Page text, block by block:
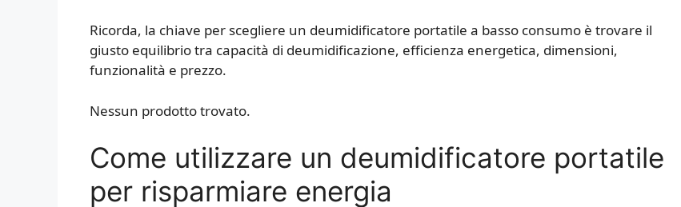
Ricorda, la chiave per scegliere un deumidificatore portatile a basso consumo è trovare il
giusto equilibrio tra capacità di deumidificazione, efficienza energetica, dimensioni,
funzionalità e prezzo.
Nessun prodotto trovato.
Come utilizzare un deumidificatore portatile
per risparmiare energia